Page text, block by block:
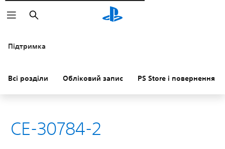
Пошук
Підтримка
Всі розділи Обліковий запис PS Store і повернення
CE-30784-2